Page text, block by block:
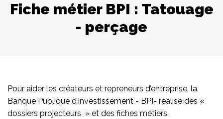
Fiche métier BPI : Tatouage
- perçage
Pour aider les créateurs et repreneurs d’entreprise, la
Banque Publique d’Investissement - BPI- réalise des «
dossiers projecteurs » et des fiches métiers.